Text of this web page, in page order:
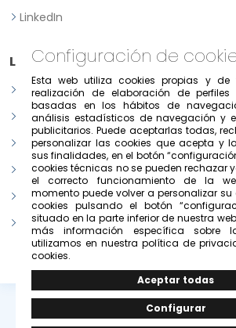
LinkedIn
Legal
Aviso legal
Política de Privacidad
Política de consentimiento previo,
Condiciones de uso del portal
Política de cookies
Configurar cookies
© Copyright 2026 -Grupo
Configuración de
Esta web utiliza cookies propias y de
realización de elaboración de
basadas en los hábitos de
análisis estadísticos de navegación y
publicitarios. Puede aceptarlas todas,
personalizar las cookies que acepta y
sus finalidades, en el botón
cookies técnicas no se pueden rechazar
el correcto funcionamiento de la
momento puede volver a personalizar
cookies pulsando el botón
situado en la parte inferior de nuestra
más información específica sobre
utilizamos en nuestra política de
cookies.